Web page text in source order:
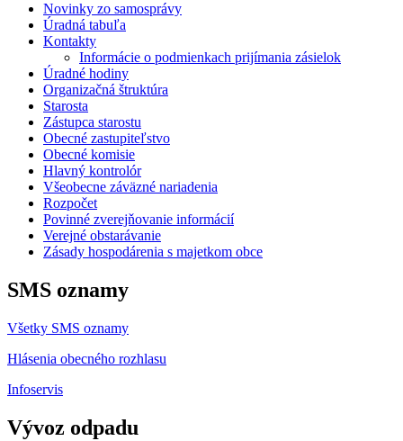
Novinky zo samosprávy
Úradná tabuľa
Kontakty
Informácie o podmienkach prijímania zásielok
Úradné hodiny
Organizačná štruktúra
Starosta
Zástupca starostu
Obecné zastupiteľstvo
Obecné komisie
Hlavný kontrolór
Všeobecne záväzné nariadenia
Rozpočet
Povinné zverejňovanie informácií
Verejné obstarávanie
Zásady hospodárenia s majetkom obce
SMS oznamy
Všetky SMS oznamy
Hlásenia obecného rozhlasu
Infoservis
Vývoz odpadu